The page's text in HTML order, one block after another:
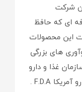
شرکت
ای که حافظ
این محصولات
های بزرگی
غذا و دارو
ایران . دارای مجوز از سازمان غذا و دارو آمریکا F.D.A .